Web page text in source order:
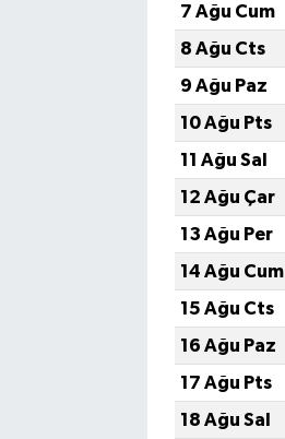
7 Ağu Cum
8 Ağu Cts
9 Ağu Paz
10 Ağu Pts
11 Ağu Sal
12 Ağu Çar
13 Ağu Per
14 Ağu Cum
15 Ağu Cts
16 Ağu Paz
17 Ağu Pts
18 Ağu Sal